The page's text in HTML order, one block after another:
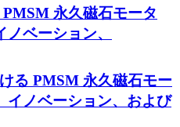
永久磁石モータ
ベーション、
る PMSM 永久磁石モー
イノベーション、および